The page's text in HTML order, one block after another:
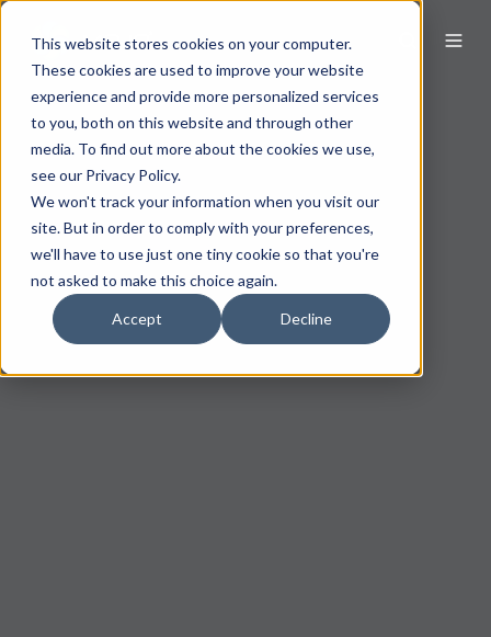
This website stores cookies on your computer.
These cookies are used to improve your website
experience and provide more personalized services
to you, both on this website and through other
media. To find out more about the cookies we use,
see our Privacy Policy.
We won't track your information when you visit our
site. But in order to comply with your preferences,
we'll have to use just one tiny cookie so that you're
not asked to make this choice again.
Accept Decline